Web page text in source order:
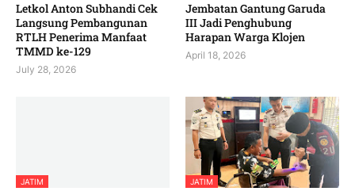
Letkol Anton Subhandi Cek
Langsung Pembangunan
RTLH Penerima Manfaat
TMMD ke-129
July 28, 2026
Jembatan Gantung Garuda
III Jadi Penghubung
Harapan Warga Klojen
April 18, 2026
JATIM JATIM